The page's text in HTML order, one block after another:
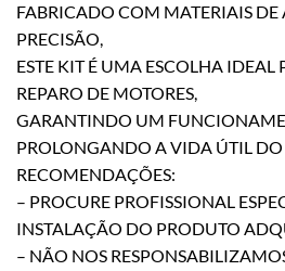
FABRICADO COM MATERIAIS DE
PRECISÃO,
ESTE KIT É UMA ESCOLHA
REPARO DE MOTORES,
GARANTINDO UM
PROLONGANDO A VIDA ÚTIL
RECOMENDAÇÕES:
– PROCURE PROFISSIONAL
INSTALAÇÃO DO PRODUTO
– NÃO NOS